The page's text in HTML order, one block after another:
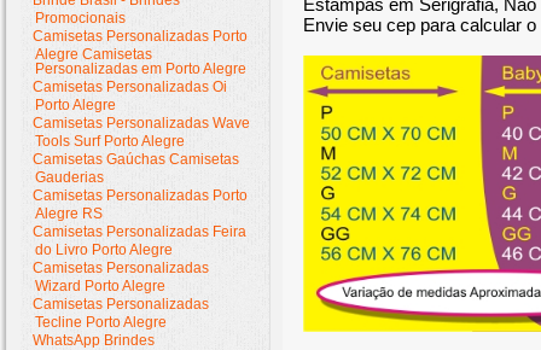
Promocionais
Camisetas Personalizadas Porto
Alegre Camisetas
Personalizadas em Porto Alegre
Camisetas Personalizadas Oi
Porto Alegre
Camisetas Personalizadas Wave
Tools Surf Porto Alegre
Camisetas Gaúchas Camisetas
Gauderias
Camisetas Personalizadas Porto
Alegre RS
Camisetas Personalizadas Feira
do Livro Porto Alegre
Camisetas Personalizadas
Wizard Porto Alegre
Camisetas Personalizadas
Tecline Porto Alegre
WhatsApp Brindes
Envie seu cep para calcular o